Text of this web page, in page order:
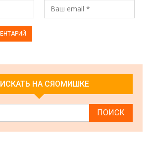
ИСКАТЬ НА СЯОМИШКЕ